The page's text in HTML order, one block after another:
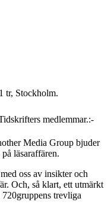
tr, Stockholm.
medlemmar.:-
Media Group bjuder
läsaraffären.
oss av insikter och
Och, så klart, ett utmärkt
trevliga